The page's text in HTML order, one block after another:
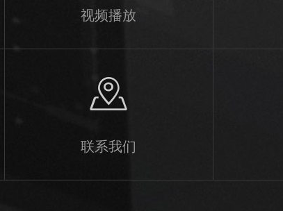
视频播放
联系我们